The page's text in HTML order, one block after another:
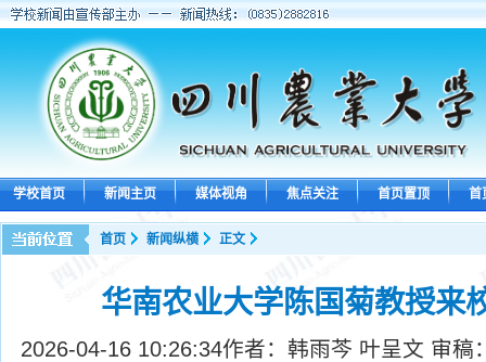
学校首页 新闻主页 媒体视角 焦点关注 首页置顶 首
首页 新闻纵横 正文
华南农业大学陈国菊教授来
2026-04-16 10:26:34作者：韩雨芩 叶呈文 审稿